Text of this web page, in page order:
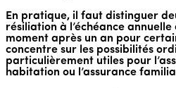
En pratique, il faut distinguer
résiliation à l’échéance
moment après un an pour
concentre sur les possibilités
particulièrement utiles pour
habitation ou l’assurance